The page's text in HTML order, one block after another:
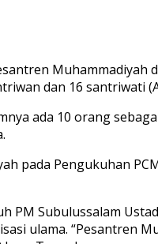
Muhammadiyah
dan 16 santriwati
ada 10 orang
pada Pengukuhan
Subulussalam
ulama. “Pesantren